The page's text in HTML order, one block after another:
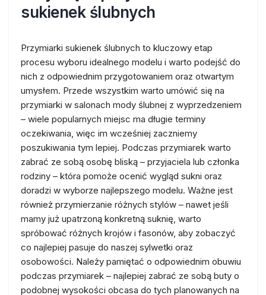
sukienek ślubnych
Przymiarki sukienek ślubnych to kluczowy etap
procesu wyboru idealnego modelu i warto podejść do
nich z odpowiednim przygotowaniem oraz otwartym
umysłem. Przede wszystkim warto umówić się na
przymiarki w salonach mody ślubnej z wyprzedzeniem
– wiele popularnych miejsc ma długie terminy
oczekiwania, więc im wcześniej zaczniemy
poszukiwania tym lepiej. Podczas przymiarek warto
zabrać ze sobą osobę bliską – przyjaciela lub członka
rodziny – która pomoże ocenić wygląd sukni oraz
doradzi w wyborze najlepszego modelu. Ważne jest
również przymierzanie różnych stylów – nawet jeśli
mamy już upatrzoną konkretną suknię, warto
spróbować różnych krojów i fasonów, aby zobaczyć
co najlepiej pasuje do naszej sylwetki oraz
osobowości. Należy pamiętać o odpowiednim obuwiu
podczas przymiarek – najlepiej zabrać ze sobą buty o
podobnej wysokości obcasa do tych planowanych na